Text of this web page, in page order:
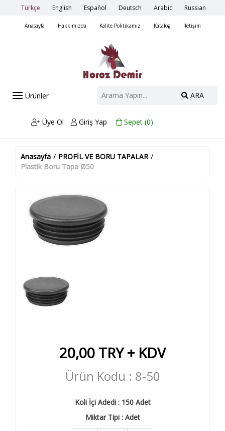
Türkçe English Español Deutsch Arabic Russian
Anasayfa Hakkımızda Kalite Politikamız Katalog İletişim
Ürünler ARA
Üye Ol Giriş Yap Sepet (0)
Anasayfa / PROFİL VE BORU TAPALAR /
Plastik Boru Tapa Ø50
20,00 TRY + KDV
Ürün Kodu : 8-50
Koli İçi Adedi : 150 Adet
Miktar Tipi : Adet